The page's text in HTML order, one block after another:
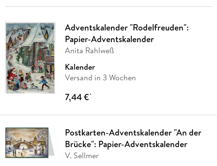
Adventskalender "Rodelfreuden":
Papier-Adventskalender
Anita Rahlweß
Kalender
Versand in 3 Wochen
7,44 €*
Postkarten-Adventskalender "An der
Brücke": Papier-Adventskalender
V. Sellmer